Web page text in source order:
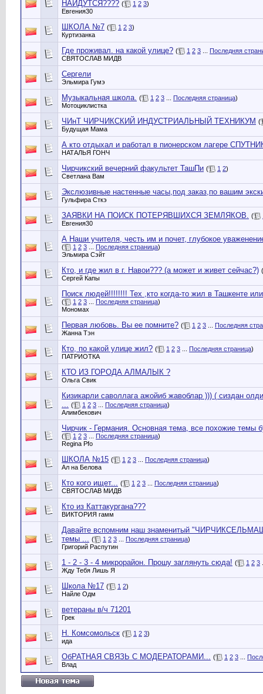
НАЙДУТСЯ???? ( 1 2 3)
Евгения30
ШКОЛА №7 ( 1 2 3)
Куртизанка
Где проживал. на какой улице? ( 1 2 3
Последняя
СВЯТОСЛАВ МИДВ
Сергели
Эльмира Гумэ
Музыкальная школа. ( 1 2 3 Последняя страница)
Мотоциклистка
ЧИнТ ЧИРЧИКСКИЙ ИНДУСТРИАЛЬНЫЙ ТЕХНИКУМ (
Будущая Мама
А кто отдыхал и работал в пионерском лагере
НАТАЛЬЯ ГОНЧ
Чирчикский вечерний факультет ТашПи ( 1 2)
Светлана Вам
Экслюзивные настенные часы,под заказ,по вашим
Гульфира Сткэ
ЗАЯВКИ НА ПОИСК ПОТЕРЯВШИХСЯ ЗЕМЛЯКОВ. (
Евгения30
А Наши учителя, честь им и почет, глубокое
( 1 2 3 Последняя страница)
Эльмира Сэйт
Кто, и где жил в г. Навои??? (а может и живет сейчас?) (
Сергей Капы
Поиск людей!!!!!!!! Тех ,кто когда-то жил в Ташкенте
( 1 2 3 Последняя страница)
Мономах
Первая любовь. Вы ее помните? ( 1 2 3
Последняя
Жанна Тэн
Кто, по какой улице жил? ( 1 2 3 Последняя страница)
ПАТРИОТКА
КТО ИЗ ГОРОДА АЛМАЛЫК ?
Ольга Свик
Кизикарли саволлага ажойиб жавоблар ))) ( сиздан
... ( 1 2 3 Последняя страница)
Алимбекович
Чирчик - Германия. Основная тема, все похожие темы
( 1 2 3 Последняя страница)
Regina Pfo
ШКОЛА №15 ( 1 2 3 Последняя страница)
Ал на Белова
Кто кого ищет... ( 1 2 3 Последняя страница)
СВЯТОСЛАВ МИДВ
Кто из Каттакургана???
ВИКТОРИЯ гамм
Давайте вспомним наш знаменитый
темы ... ( 1 2 3 Последняя страница)
Григорий Распутин
1 - 2 - 3 - 4 микрорайон. Прошу заглянуть сюда! ( 1 2 3
Жду Тебя Лишь Я
Школа №17 ( 1 2)
Найле Одм
ветераны в/ч 71201
Грек
Н. Комсомольск ( 1 2 3)
ида
ОбРАТНАЯ СВЯЗЬ С МОДЕРАТОРАМИ... ( 1 2 3
Влад